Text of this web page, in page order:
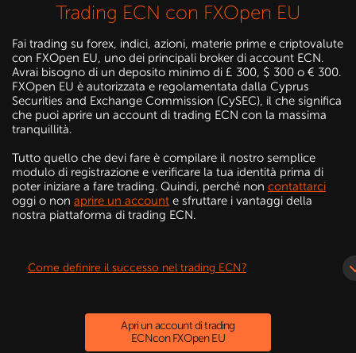
Trading ECN con FXOpen EU
Fai trading su forex, indici, azioni, materie prime e criptovalute
con FXOpen EU, uno dei principali broker di account ECN.
Avrai bisogno di un deposito minimo di £ 300, $ 300 o € 300.
FXOpen EU è autorizzata e regolamentata dalla Cyprus
Securities and Exchange Commission (CySEC), il che significa
che puoi aprire un account di trading ECN con la massima
tranquillità.
Tutto quello che devi fare è compilare il nostro semplice
modulo di registrazione e verificare la tua identità prima di
poter iniziare a fare trading. Quindi, perché non contattarci
oggi o non aprire un account e sfruttare i vantaggi della
nostra piattaforma di trading ECN.
Come definire il successo nel trading ECN?
Apri un account di trading
ECNcon FXOpen EU